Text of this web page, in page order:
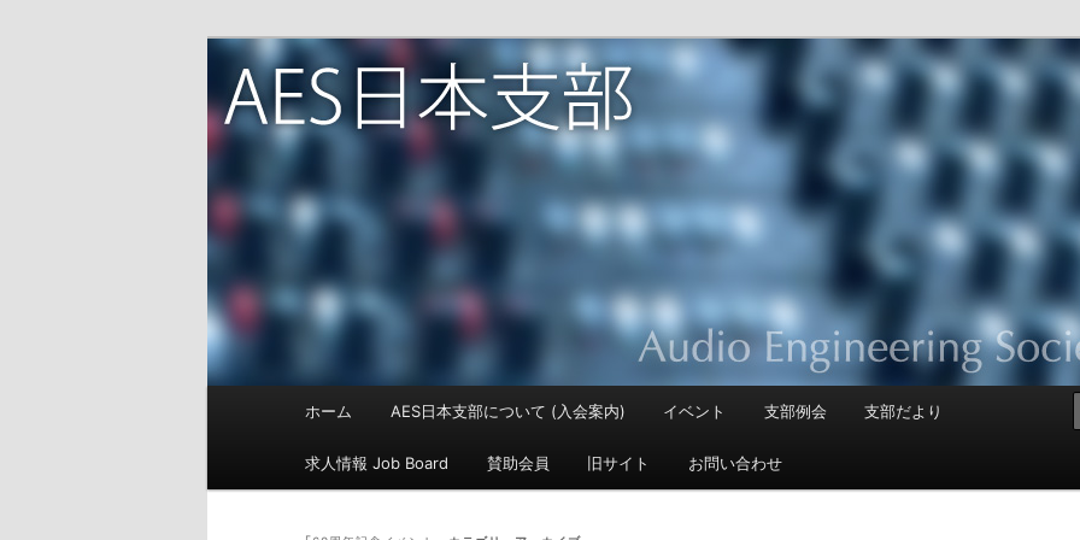
AES日本支部
Audio Engineering Society Japan Section
メ
メ
イ
ン
サ
ブ
コ
ホーム AES日本支部について (入会案内) イベント 支部例会 支部だより
求人情報 Job Board 賛助会員 旧サイト お問い合わせ